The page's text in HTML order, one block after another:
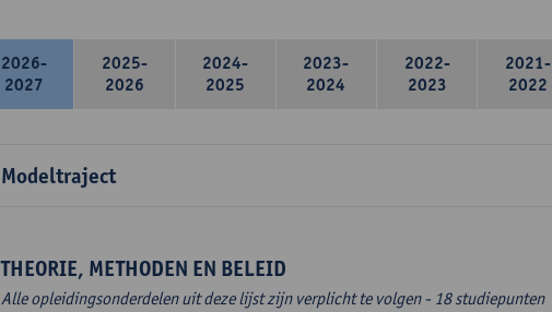
2026-
2027
2025-
2026
2024-
2025
2023-
2024
2022-
2023
2021-
2022
Modeltraject
THEORIE, METHODEN EN BELEID
Alle opleidingsonderdelen uit deze lijst zijn verplicht te volgen - 18 studiepunten